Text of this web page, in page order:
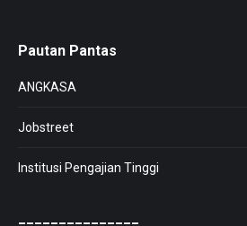
Pautan Pantas
ANGKASA
Jobstreet
Institusi Pengajian Tinggi